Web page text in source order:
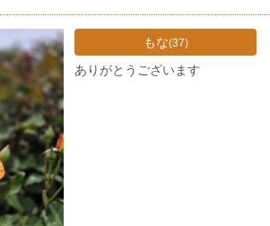
もな(37)
ありがとうございます